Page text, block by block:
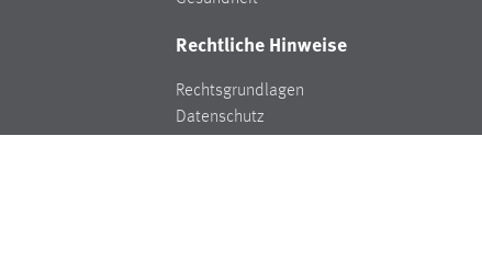
Rechtliche Hinweise
Rechtsgrundlagen
Datenschutz